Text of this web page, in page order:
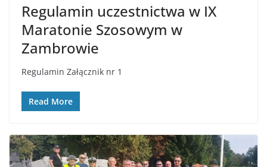
Regulamin uczestnictwa w IX
Maratonie Szosowym w
Zambrowie
Regulamin Załącznik nr 1
Read More